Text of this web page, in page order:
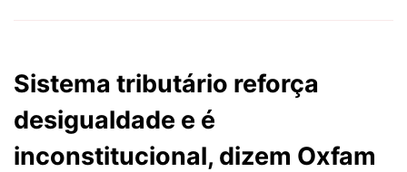
Sistema tributário reforça
desigualdade e é
inconstitucional, dizem Oxfam